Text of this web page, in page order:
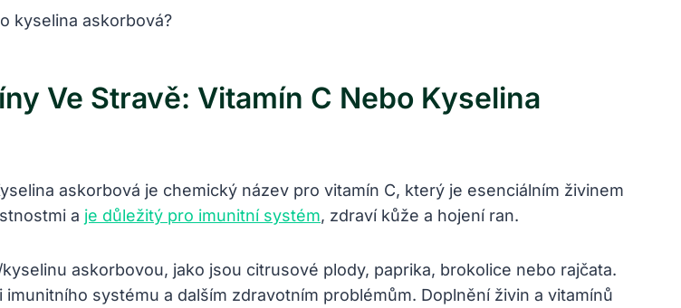
Ve Stravě: Vitamín C Nebo Kyselina
askorbová je chemický název pro vitamín C, který je esenciálním živinem
a je důležitý pro imunitní systém, zdraví kůže a hojení ran.
kyselinu askorbovou, jako jsou citrusové plody, paprika, brokolice nebo rajčata.
systému a dalším zdravotním problémům. Doplnění živin a vitamínů